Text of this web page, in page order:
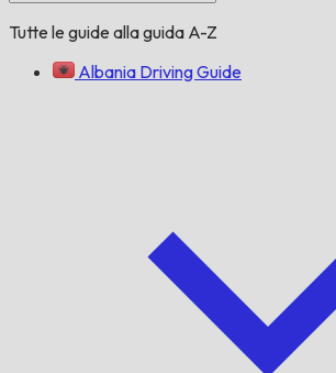
Tutte le guide alla guida A-Z
Albania Driving Guide